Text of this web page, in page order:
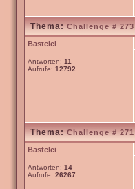
Thema:Challenge # 273
Bastelei
Antworten: 11
Aufrufe: 12792
Thema:Challenge # 271
Bastelei
Antworten: 14
Aufrufe: 26267